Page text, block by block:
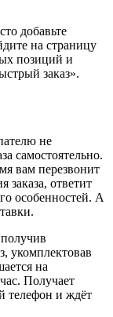
добавьте
на страницу
позиций и
заказ».
не
самостоятельно.
вам перезвонит
заказа, ответит
особенностей. А
укомплектовав
на
Получает
телефон и ждёт